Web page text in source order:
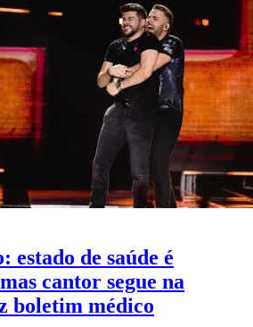
estado de saúde é
cantor segue na
boletim médico